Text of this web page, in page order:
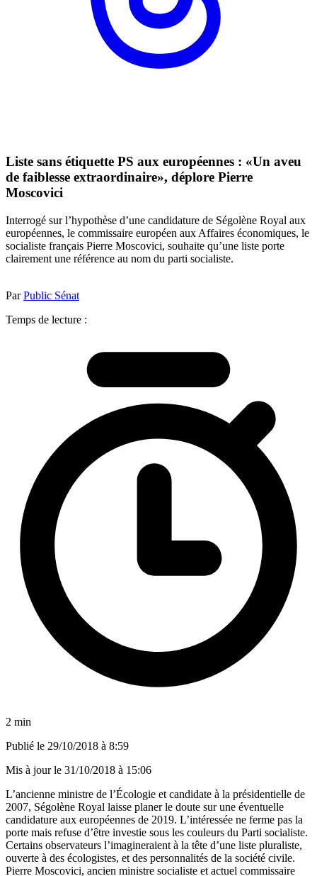
Liste sans étiquette PS aux européennes : «Un aveu
de faiblesse extraordinaire», déplore Pierre
Moscovici
Interrogé sur l’hypothèse d’une candidature de Ségolène Royal aux
européennes, le commissaire européen aux Affaires économiques, le
socialiste français Pierre Moscovici, souhaite qu’une liste porte
clairement une référence au nom du parti socialiste.
ParPublic Sénat
Temps de lecture :
2 min
Publié le 29/10/2018 à 8:59
Mis à jour le 31/10/2018 à 15:06
L’ancienne ministre de l’Écologie et candidate à la présidentielle de
2007, Ségolène Royal laisse planer le doute sur une éventuelle
candidature aux européennes de 2019. L’intéressée ne ferme pas la
porte mais refuse d’être investie sous les couleurs du Parti socialiste.
Certains observateurs l’imagineraient à la tête d’une liste pluraliste,
ouverte à des écologistes, et des personnalités de la société civile.
Pierre Moscovici, ancien ministre socialiste et actuel commissaire